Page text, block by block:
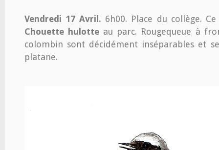
Vendredi 17 Avril. 6h00. Place du collège.
Chouette hulotte au parc. Rougequeue à
colombin sont décidément inséparables et
platane.